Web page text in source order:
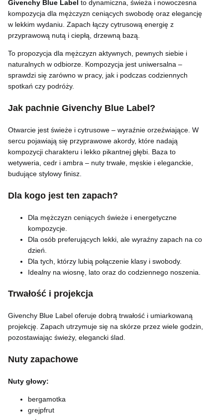
Givenchy Blue Label to dynamiczna, świeża i nowoczesna
kompozycja dla mężczyzn ceniących swobodę oraz elegancję
w lekkim wydaniu. Zapach łączy cytrusową energię z
przyprawową nutą i ciepłą, drzewną bazą.
To propozycja dla mężczyzn aktywnych, pewnych siebie i
naturalnych w odbiorze. Kompozycja jest uniwersalna –
sprawdzi się zarówno w pracy, jak i podczas codziennych
spotkań czy podróży.
Jak pachnie Givenchy Blue Label?
Otwarcie jest świeże i cytrusowe – wyraźnie orzeźwiające. W
sercu pojawiają się przyprawowe akordy, które nadają
kompozycji charakteru i lekko pikantnej głębi. Baza to
wetyweria, cedr i ambra – nuty trwałe, męskie i eleganckie,
budujące stylowy finisz.
Dla kogo jest ten zapach?
Dla mężczyzn ceniących świeże i energetyczne
kompozycje.
Dla osób preferujących lekki, ale wyraźny zapach na co
dzień.
Dla tych, którzy lubią połączenie klasy i swobody.
Idealny na wiosnę, lato oraz do codziennego noszenia.
Trwałość i projekcja
Givenchy Blue Label oferuje dobrą trwałość i umiarkowaną
projekcję. Zapach utrzymuje się na skórze przez wiele godzin,
pozostawiając świeży, elegancki ślad.
Nuty zapachowe
Nuty głowy:
bergamotka
grejpfrut